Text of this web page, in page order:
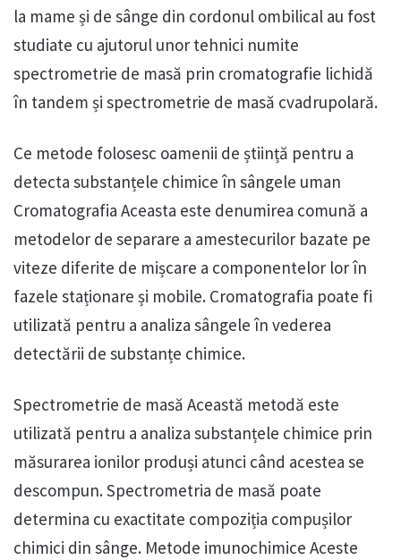
la mame și de sânge din cordonul ombilical au fost
studiate cu ajutorul unor tehnici numite
spectrometrie de masă prin cromatografie lichidă
în tandem și spectrometrie de masă cvadrupolară.
Ce metode folosesc oamenii de știință pentru a
detecta substanțele chimice în sângele uman
Cromatografia Aceasta este denumirea comună a
metodelor de separare a amestecurilor bazate pe
viteze diferite de mișcare a componentelor lor în
fazele staționare și mobile. Cromatografia poate fi
utilizată pentru a analiza sângele în vederea
detectării de substanțe chimice.
Spectrometrie de masă Această metodă este
utilizată pentru a analiza substanțele chimice prin
măsurarea ionilor produși atunci când acestea se
descompun. Spectrometria de masă poate
determina cu exactitate compoziția compușilor
chimici din sânge. Metode imunochimice Aceste